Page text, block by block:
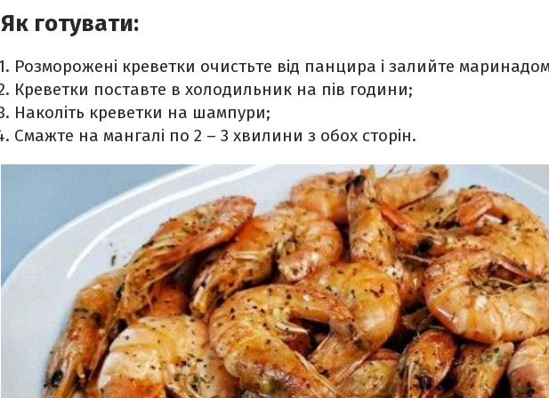
Як готувати:
Розморожені креветки очистьте від панцира і залийте
Креветки поставте в холодильник на пів години;
Наколіть креветки на шампури;
Смажте на мангалі по 2 – 3 хвилини з обох сторін.